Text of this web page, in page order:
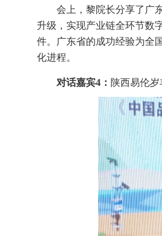
会上，黎院长分享了广
升级，实现产业链全环节数
件。广东省的成功经验为全
化进程。
对话嘉宾4 ： 陕西易伦